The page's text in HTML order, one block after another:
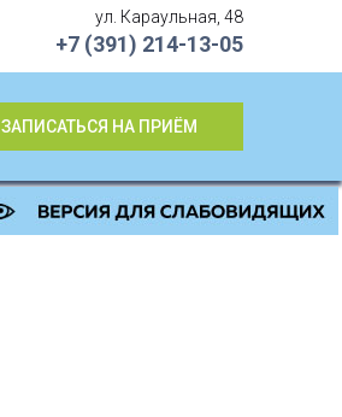
ул. Караульная, 48
+7 (391) 214-13-05
ЗАПИСАТЬСЯ НА ПРИЁМ